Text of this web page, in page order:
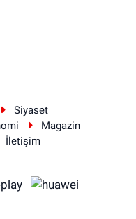
Siyaset
Magazin
İletişim